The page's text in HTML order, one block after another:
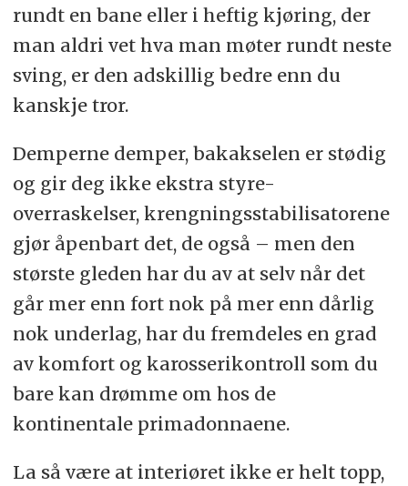
rundt en bane eller i heftig kjøring, der
man aldri vet hva man møter rundt neste
sving, er den adskillig bedre enn du
kanskje tror.
Demperne demper, bakakselen er stødig
og gir deg ikke ekstra styre-
overraskelser, krengningsstabilisatorene
gjør åpenbart det, de også – men den
største gleden har du av at selv når det
går mer enn fort nok på mer enn dårlig
nok underlag, har du fremdeles en grad
av komfort og karosserikontroll som du
bare kan drømme om hos de
kontinentale primadonnaene.
La så være at interiøret ikke er helt topp,